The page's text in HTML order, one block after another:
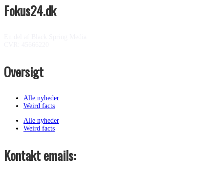
Fokus24.dk
Oversigt
Alle nyheder
Weird facts
Alle nyheder
Weird facts
Kontakt emails: